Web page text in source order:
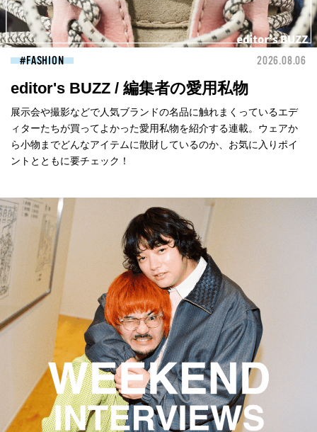
FASHION 2026.08.06
editor's BUZZ / 編集者の愛用私物
展示会や撮影などで人気ブランドの名品に触れまくっているエデ
ィターたちが買ってよかった愛用私物を紹介する連載。ウェアか
ら小物までどんなアイテムに散財しているのか、お気に入りポイ
ントとともに要チェック！